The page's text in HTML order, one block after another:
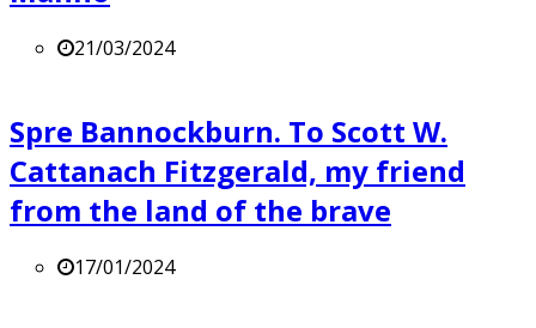
21/03/2024
Spre Bannockburn. To Scott W.
Cattanach Fitzgerald, my friend
from the land of the brave
17/01/2024